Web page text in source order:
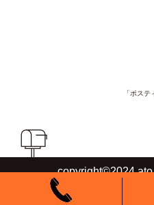
「ポス
copyright©2024